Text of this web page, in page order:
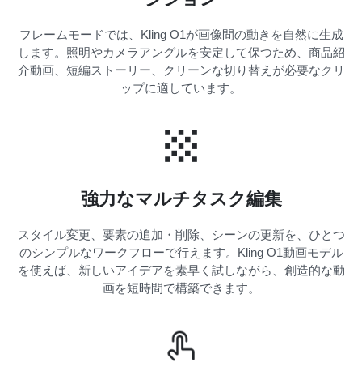
フレームモードでは、Kling O1が画像間の動きを自然に生成
します。照明やカメラアングルを安定して保つため、商品紹
介動画、短編ストーリー、クリーンな切り替えが必要なクリ
ップに適しています。
強力なマルチタスク編集
スタイル変更、要素の追加・削除、シーンの更新を、ひとつ
のシンプルなワークフローで行えます。Kling O1動画モデル
を使えば、新しいアイデアを素早く試しながら、創造的な動
画を短時間で構築できます。